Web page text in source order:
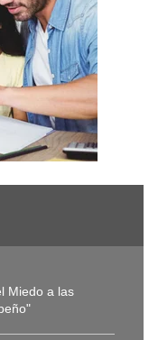
Miedo a las